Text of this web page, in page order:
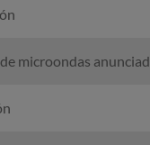
microondas